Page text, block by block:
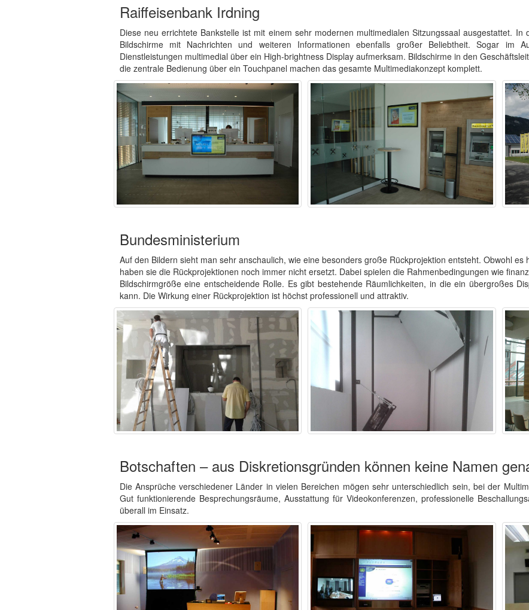
Raiffeisenbank Irdning
Diese neu errichtete Bankstelle ist mit einem sehr modernen multimedialen Sitzungssaal ausgestattet.
Bildschirme mit Nachrichten und weiteren Informationen ebenfalls großer Beliebtheit. Sogar im
Dienstleistungen multimedial über ein High-brightness Display aufmerksam. Bildschirme in den
die zentrale Bedienung über ein Touchpanel machen das gesamte Multimediakonzept komplett.
Bundesministerium
Auf den Bildern sieht man sehr anschaulich, wie eine besonders große Rückprojektion entsteht. Obwohl
haben sie die Rückprojektionen noch immer nicht ersetzt. Dabei spielen die Rahmenbedingungen wie
Bildschirmgröße eine entscheidende Rolle. Es gibt bestehende Räumlichkeiten, in die ein übergroßes
kann. Die Wirkung einer Rückprojektion ist höchst professionell und attraktiv.
Botschaften – aus Diskretionsgründen können keine Namen
Die Ansprüche verschiedener Länder in vielen Bereichen mögen sehr unterschiedlich sein, bei der
Gut funktionierende Besprechungsräume, Ausstattung für Videokonferenzen, professionelle
überall im Einsatz.